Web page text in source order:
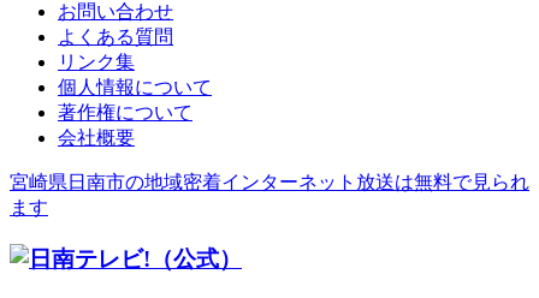
お問い合わせ
よくある質問
リンク集
個人情報について
著作権について
会社概要
宮崎県日南市の地域密着インターネット放送は無料で見られ
ます